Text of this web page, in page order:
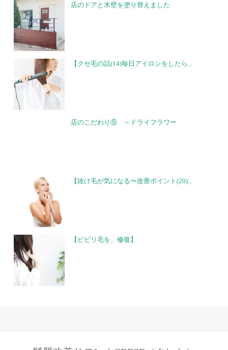
店のドアと木壁を塗り替えました
【クセ毛の話(14)毎日アイロンをしたら...
店のこだわり⑤ ～ドライフラワー
【抜け毛が気になる〜改善ポイント(20)...
【ビビリ毛を、修復】